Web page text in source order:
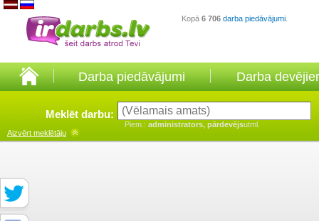
Kopā 6 706 darba piedāvājumi
Darba piedāvājumi Darba
Meklēt darbu:
Piem.: administrators, pārdevējsutml.
Aizvērt meklētāju